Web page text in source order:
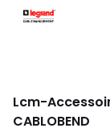
Lcm-
CABLOBEND